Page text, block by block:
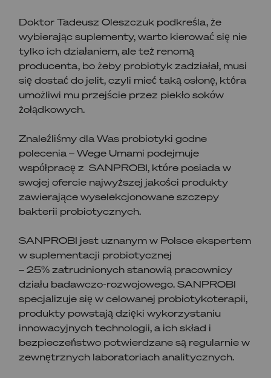
Doktor Tadeusz Oleszczuk podkreśla, że
wybierając suplementy, warto kierować się nie
tylko ich działaniem, ale też renomą
producenta, bo żeby probiotyk zadziałał, musi
się dostać do jelit, czyli mieć taką osłonę, która
umożliwi mu przejście przez piekło soków
żołądkowych.
Znaleźliśmy dla Was probiotyki godne
polecenia – Wege Umami podejmuje
współpracę z SANPROBI, które posiada w
swojej ofercie najwyższej jakości produkty
zawierające wyselekcjonowane szczepy
bakterii probiotycznych.
SANPROBI jest uznanym w Polsce ekspertem
w suplementacji probiotycznej
– 25% zatrudnionych stanowią pracownicy
działu badawczo-rozwojowego. SANPROBI
specjalizuje się w celowanej probiotykoterapii,
produkty powstają dzięki wykorzystaniu
innowacyjnych technologii, a ich skład i
bezpieczeństwo potwierdzane są regularnie w
zewnętrznych laboratoriach analitycznych.